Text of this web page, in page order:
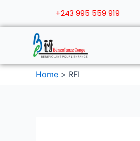
+243 995 559 919
Home RFI